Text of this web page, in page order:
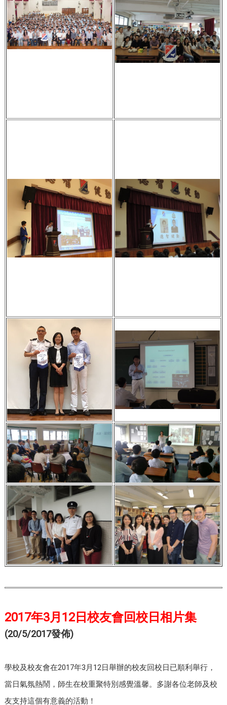
2017年3月12日校友會回校日相片集
(20/5/2017發佈)
學校及校友會在2017年3月12日舉辦的校友回校日已順利舉行，
當日氣氛熱鬧，師生在校重聚特別感覺溫馨。多謝各位老師及校
友支持這個有意義的活動！